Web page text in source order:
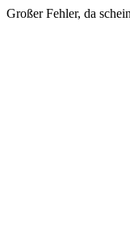
Großer Fehler, da